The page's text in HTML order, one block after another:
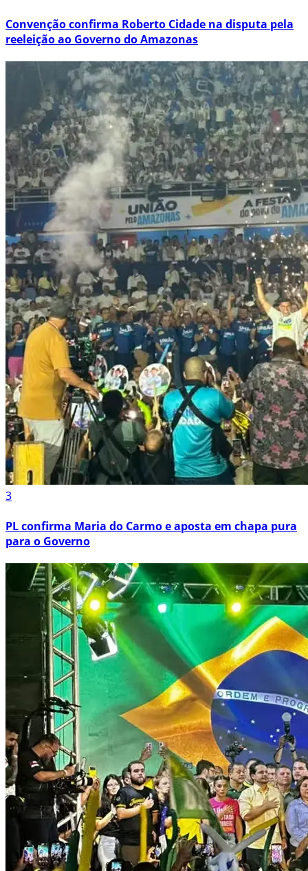
Convenção confirma Roberto Cidade na disputa pela
reeleição ao Governo do Amazonas
3
PL confirma Maria do Carmo e aposta em chapa pura
para o Governo